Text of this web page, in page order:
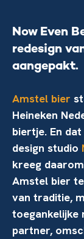
Now Even
redesign
aangepakt.
Amstel bier
Heineken
biertje. En
design studio
kreeg
Amstel bier
van traditie,
toegankelijke
partner,